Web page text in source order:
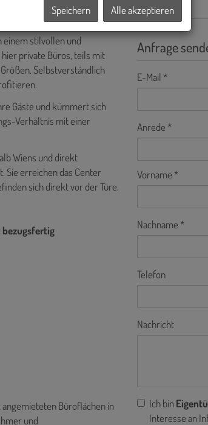
einem stilvollen und
private Büros, teils mit
Selbstverständlich
Gäste und kümmert sich
Verhältnis mit einer
Wiens und direkt
Sie erreichen das Center
sich direkt vor der Türe.
bezugsfertig
angemieteten Büroflächen in
und
Anfrage
E-Mail
Anrede
Vorname
Nachname
Telefon
Nachricht
Ich bin
Interesse an
Speichern Alle akzeptieren